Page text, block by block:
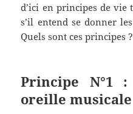
d’ici en principes de vie
s’il entend se donner
Quels sont ces principes ?
Principe N°1
oreille musicale